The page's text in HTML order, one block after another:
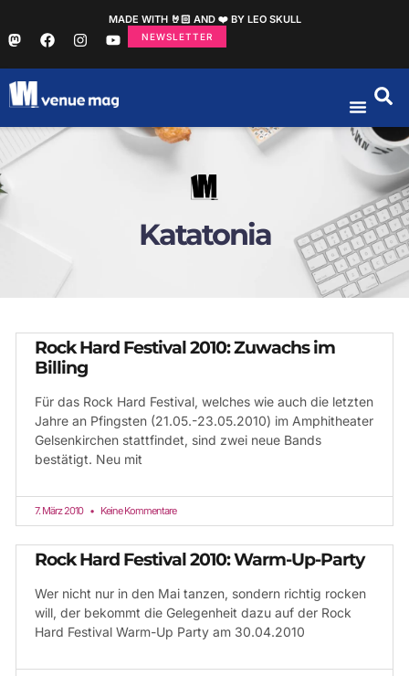
MADE WITH 🤘🏻 AND ❤️ BY LEO SKULL
NEWSLETTER
Katatonia
Rock Hard Festival 2010: Zuwachs im
Billing
Für das Rock Hard Festival, welches wie auch die letzten
Jahre an Pfingsten (21.05.-23.05.2010) im Amphitheater
Gelsenkirchen stattfindet, sind zwei neue Bands
bestätigt. Neu mit
7. März 2010 Keine Kommentare
Rock Hard Festival 2010: Warm-Up-Party
Wer nicht nur in den Mai tanzen, sondern richtig rocken
will, der bekommt die Gelegenheit dazu auf der Rock
Hard Festival Warm-Up Party am 30.04.2010